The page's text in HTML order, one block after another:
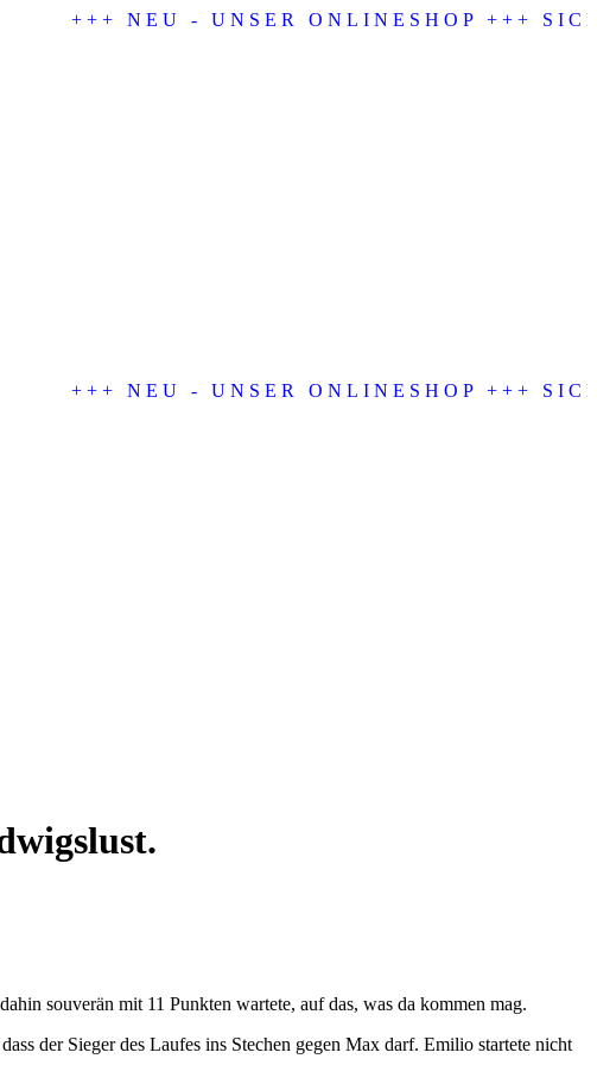
+++ NEU - UNSER ONLINESHOP +++
+++ NEU - UNSER ONLINESHOP +++
souverän mit 11 Punkten wartete, auf das, was da kommen mag.
der Sieger des Laufes ins Stechen gegen Max darf. Emilio startete nicht